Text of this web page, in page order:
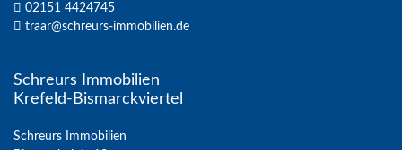
02151 4424745
traar@schreurs-immobilien.de
Schreurs Immobilien
Krefeld-Bismarckviertel
Schreurs Immobilien